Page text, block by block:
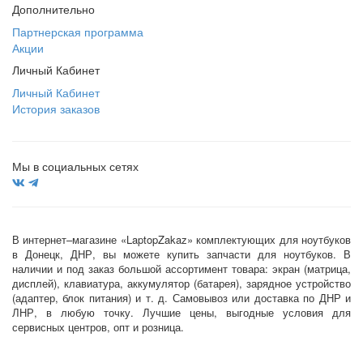
Дополнительно
Партнерская программа
Акции
Личный Кабинет
Личный Кабинет
История заказов
Мы в социальных сетях
В интернет–магазине «LaptopZakaz» комплектующих для ноутбуков
в Донецк, ДНР, вы можете купить запчасти для ноутбуков. В
наличии и под заказ большой ассортимент товара: экран (матрица,
дисплей), клавиатура, аккумулятор (батарея), зарядное устройство
(адаптер, блок питания) и т. д. Самовывоз или доставка по ДНР и
ЛНР, в любую точку. Лучшие цены, выгодные условия для
сервисных центров, опт и розница.